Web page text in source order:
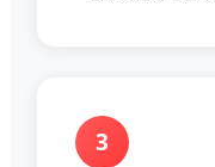
3